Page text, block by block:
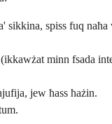
sikkina, spiss fuq naħa
minn fsada
jew ħass ħażin.